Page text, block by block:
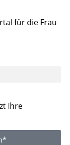
für die Frau
Ihre